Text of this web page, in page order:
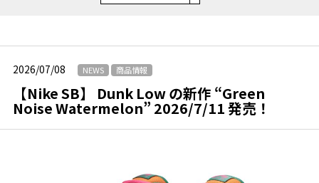
2026/07/08 NEWS 商品情報
【Nike SB】 Dunk Low の新作 “Green
Noise Watermelon” 2026/7/11 発売！